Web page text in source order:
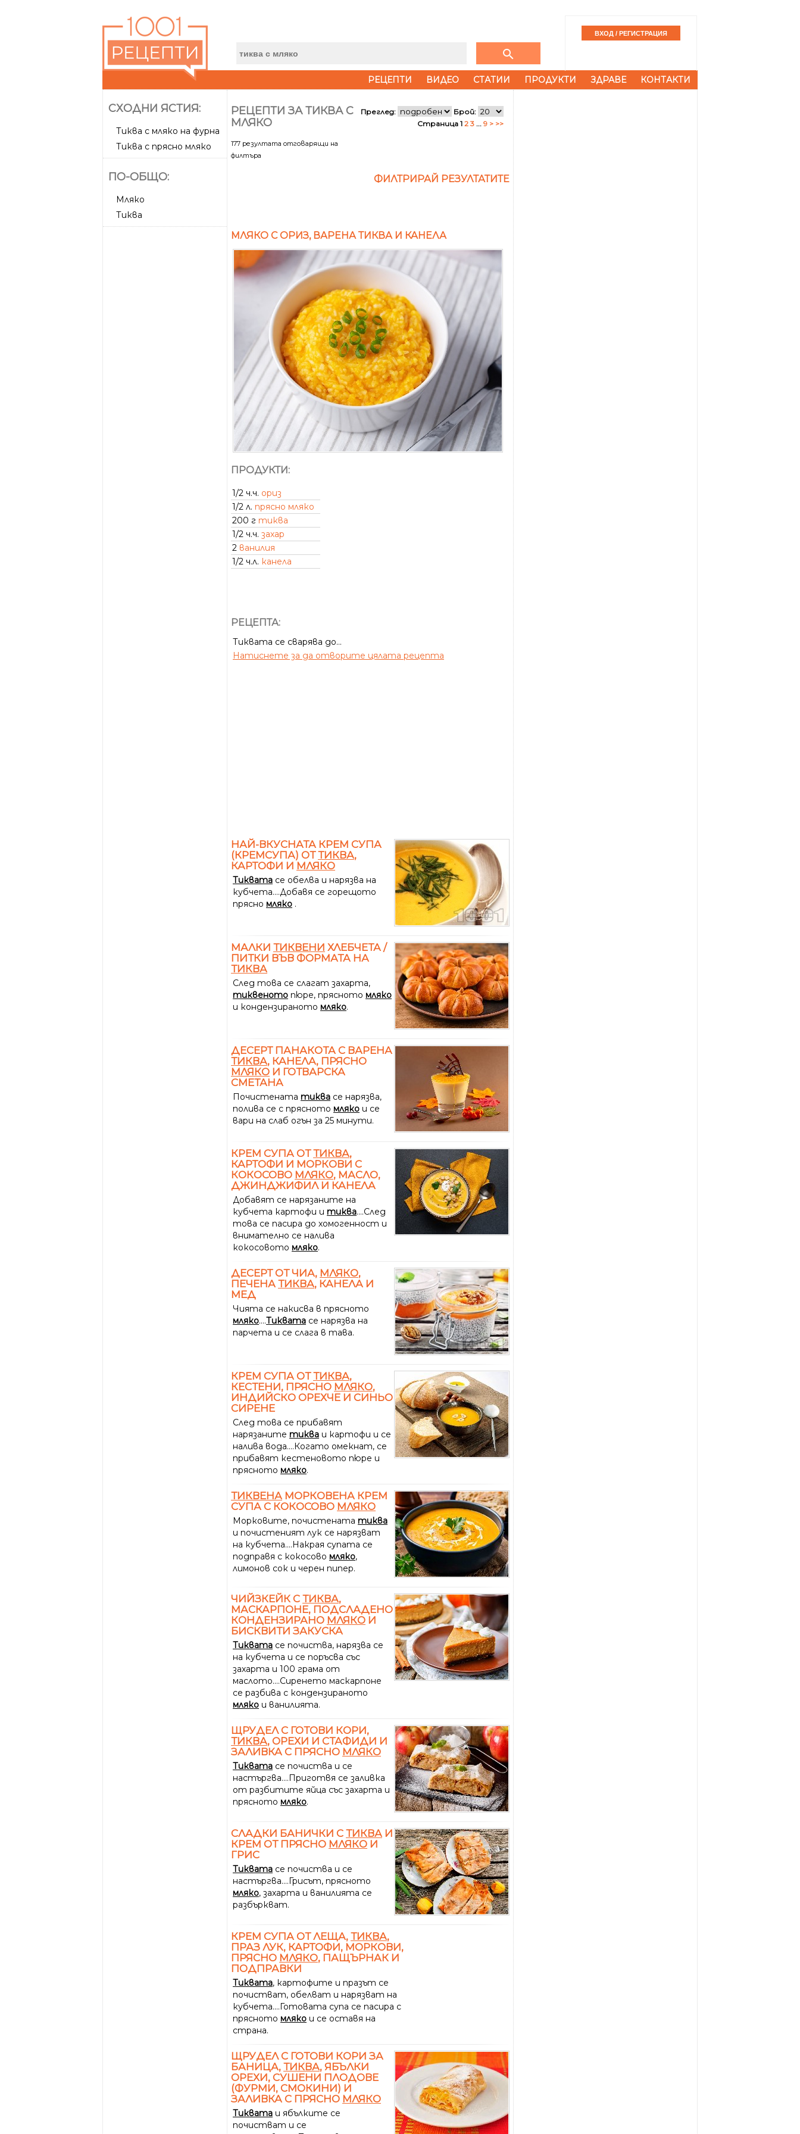
search
РЕЦЕПТИ ВИДЕО СТАТИИ ПРОДУКТИ ЗДРАВЕ КОНТАКТИ
СХОДНИ ЯСТИЯ:
Тиква с мляко на фурна
Тиква с прясно мляко
ПО-ОБЩО:
Мляко
Тиква
РЕЦЕПТИ ЗА ТИКВА С
МЛЯКО
177 резултата отговарящи на
филтъра
Преглед:
Брой:
Страница 1 2 3 ... 9 > >>
ФИЛТРИРАЙ РЕЗУЛТАТИТЕ
МЛЯКО С ОРИЗ, ВАРЕНА ТИКВА И КАНЕЛА
ПРОДУКТИ:
1/2 ч.ч. ориз
1/2 л. прясно мляко
200 г тиква
1/2 ч.ч. захар
2 ванилия
1/2 ч.л. канела
РЕЦЕПТА:
Тиквата се сварява до...
Натиснете за да отворите цялата рецепта
НАЙ-ВКУСНАТА КРЕМ СУПА
(КРЕМСУПА) ОТТИКВА,
КАРТОФИ И МЛЯКО
Тиквата се обелва и нарязва на
кубчета....Добавя се горещото
прясно мляко .
МАЛКИ ТИКВЕНИ ХЛЕБЧЕТА /
ПИТКИ ВЪВ ФОРМАТА НА
ТИКВА
След това се слагат захарта,
тиквеното пюре, прясното мляко
и кондензираното мляко.
ДЕСЕРТ ПАНАКОТА С ВАРЕНА
ТИКВА, КАНЕЛА, ПРЯСНО
МЛЯКО И ГОТВАРСКА
СМЕТАНА
Почистената тиква се нарязва,
полива се с прясното мляко и се
вари на слаб огън за 25 минути.
КРЕМ СУПА ОТТИКВА,
КАРТОФИ И МОРКОВИ С
КОКОСОВО МЛЯКО, МАСЛО,
ДЖИНДЖИФИЛ И КАНЕЛА
Добавят се нарязаните на
кубчета картофи и тиква....След
това се пасира до хомогенност и
внимателно се налива
кокосовото мляко.
ДЕСЕРТ ОТ ЧИА, МЛЯКО,
ПЕЧЕНА ТИКВА, КАНЕЛА И
МЕД
Чията се накисва в прясното
мляко....Тиквата се нарязва на
парчета и се слага в тава.
КРЕМ СУПА ОТТИКВА,
КЕСТЕНИ, ПРЯСНО МЛЯКО,
ИНДИЙСКО ОРЕХЧЕ И СИНЬО
СИРЕНЕ
След това се прибавят
нарязаните тиква и картофи и се
налива вода....Когато омекнат, се
прибавят кестеновото пюре и
прясното мляко.
ТИКВЕНА МОРКОВЕНА КРЕМ
СУПА С КОКОСОВО МЛЯКО
Морковите, почистената тиква
и почистеният лук се нарязват
на кубчета....Накрая супата се
подправя с кокосово мляко,
лимонов сок и черен пипер.
ЧИЙЗКЕЙК С ТИКВА,
МАСКАРПОНЕ, ПОДСЛАДЕНО
КОНДЕНЗИРАНО МЛЯКО И
БИСКВИТИ ЗАКУСКА
Тиквата се почиства, нарязва се
на кубчета и се поръсва със
захарта и 100 грама от
маслото....Сиренето маскарпоне
се разбива с кондензираното
мляко и ванилията.
ЩРУДЕЛ С ГОТОВИ КОРИ,
ТИКВА, ОРЕХИ И СТАФИДИ И
ЗАЛИВКА С ПРЯСНО МЛЯКО
Тиквата се почиства и се
настъргва....Приготвя се заливка
от разбитите яйца със захарта и
прясното мляко.
СЛАДКИ БАНИЧКИ С ТИКВА И
КРЕМ ОТ ПРЯСНО МЛЯКО И
ГРИС
Тиквата се почиства и се
настъргва....Грисът, прясното
мляко, захарта и ванилията се
разбъркват.
КРЕМ СУПА ОТ ЛЕЩА, ТИКВА,
ПРАЗ ЛУК, КАРТОФИ, МОРКОВИ,
ПРЯСНО МЛЯКО, ПАЩЪРНАК И
ПОДПРАВКИ
Тиквата, картофите и празът се
почистват, обелват и нарязват на
кубчета....Готовата супа се пасира с
прясното мляко и се оставя на
страна.
ЩРУДЕЛ С ГОТОВИ КОРИ ЗА
БАНИЦА, ТИКВА, ЯБЪЛКИ
ОРЕХИ, СУШЕНИ ПЛОДОВЕ
(ФУРМИ, СМОКИНИ) И
ЗАЛИВКА С ПРЯСНО МЛЯКО
Тиквата и ябълките се
почистват и се